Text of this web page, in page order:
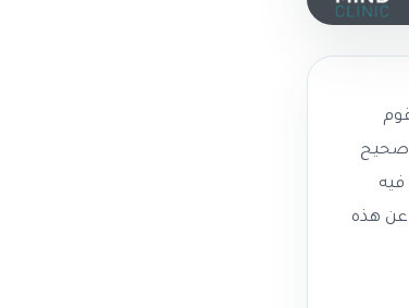
صحيح
فيه
عن هذه